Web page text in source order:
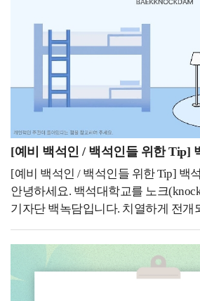
통해 최종 확정된 학기 성적을 확인하
수 있습니다.성적이 확정된 이후에는
있으므로, 앞서 진행되는 성적열람 및
과목별 성적과 출석, 평가 점수가 올
미리 확인하시기 바랍니다. 성적 확
학교 학사 공지 또는 종합정보시스템
확인하면 좋을 것 같습니다!한 학기
위해 노력하신 학생 여러분 모두 고
3일 이후 본인의 최종 성적을 확인하
돌아보며 다가오는 학기를 준비해 보
6일~7월 12일 2026-2학기 재입학 신
경우에 신청할 수 있습니다. 정해진
증빙서류를 첨부하여 교학처에 제출
[예비 백석인 / 백석인들 위한 Tip] 백
안녕하세요. 백석대학교를 노크
기자단 백녹담입니다. 치열하게 전개
맞이하게 되었습니다! 학기 중에 느
성적에 대한 압박감을 내려놓고 오직
여유를 누릴 수 있는 시기를 보내셨으